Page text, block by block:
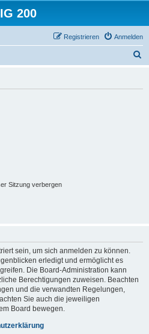
200
Anmelden
Registrieren
Sitzung verbergen
sein, um sich anmelden zu können.
erledigt und ermöglicht es
Die Board-Administration kann
Berechtigungen zuweisen. Beachten
und die verwandten Regelungen,
Sie auch die jeweiligen
Board bewegen.